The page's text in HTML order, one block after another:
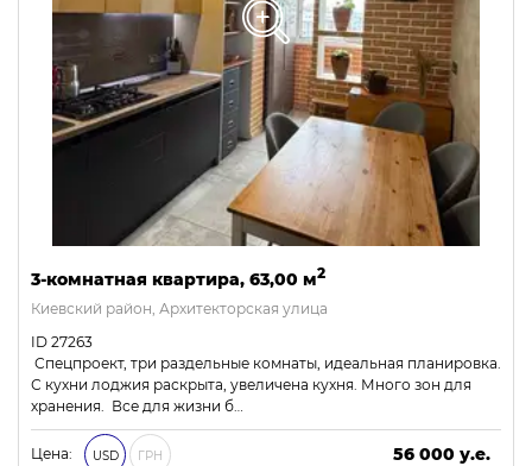
3-комнатная квартира, 63,00 м2
Киевский район, Архитекторская улица
ID 27263
Спецпроект, три раздельные комнаты, идеальная планировка.
С кухни лоджия раскрыта, увеличена кухня. Много зон для
хранения. Все для жизни б…
Цена: USD ГРН
56 000 у.е.